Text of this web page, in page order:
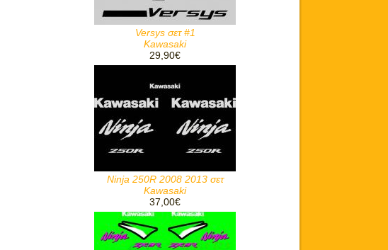
Versys σετ #1
Kawasaki
29,90€
Ninja 250R 2008 2013 σετ
Kawasaki
37,00€